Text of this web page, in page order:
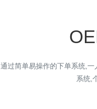
通过简单易操作的下单系统,
系统,